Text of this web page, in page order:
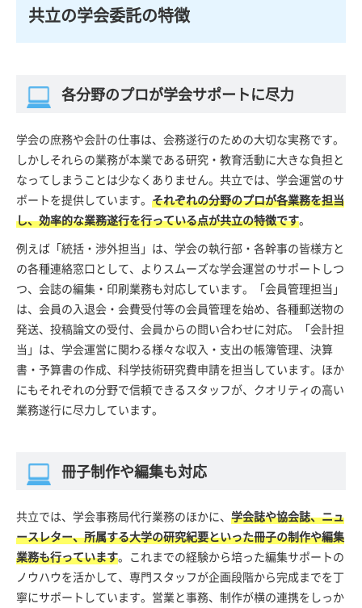
共立の学会委託の特徴
各分野のプロが学会サポートに尽力
学会の庶務や会計の仕事は、会務遂行のための大切な実務です。
しかしそれらの業務が本業である研究・教育活動に大きな負担と
なってしまうことは少なくありません。共立では、学会運営のサ
ポートを提供しています。 それぞれの分野のプロが各業務を担当
し、効率的な業務遂行を行っている点が共立の特徴です。
例えば「統括・渉外担当」は、学会の執行部・各幹事の皆様方と
の各種連絡窓口として、よりスムーズな学会運営のサポートしつ
つ、会誌の編集・印刷業務も対応しています。「会員管理担当」
は、会員の入退会・会費受付等の会員管理を始め、各種郵送物の
発送、投稿論文の受付、会員からの問い合わせに対応。「会計担
当」は、学会運営に関わる様々な収入・支出の帳簿管理、決算
書・予算書の作成、科学技術研究費申請を担当しています。ほか
にもそれぞれの分野で信頼できるスタッフが、クオリティの高い
業務遂行に尽力しています。
冊子制作や編集も対応
共立では、学会事務局代行業務のほかに、 学会誌や協会誌、ニュ
ースレター、所属する大学の研究紀要といった冊子の制作や編集
業務も行っています。これまでの経験から培った編集サポートの
ノウハウを活かして、専門スタッフが企画段階から完成までを丁
寧にサポートしています。営業と事務、制作が横の連携をしっか